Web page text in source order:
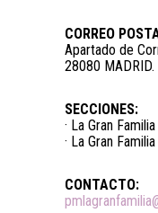
CORREO
Apartado de
28080 MADRID.
SECCIONES:
· La Gran
· La Gran
CONTACTO: